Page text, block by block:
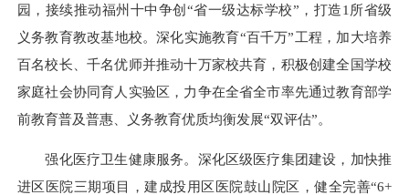
园，接续推动福州十中争创“省一级达标学校”，打造1所省级
义务教育教改基地校。深化实施教育“百千万”工程，加大培养
百名校长、千名优师并推动十万家校共育，积极创建全国学校
家庭社会协同育人实验区，力争在全省全市率先通过教育部学
前教育普及普惠、义务教育优质均衡发展“双评估”。
强化医疗卫生健康服务。深化区级医疗集团建设，加快推
进区医院三期项目，建成投用区医院鼓山院区，健全完善“6+